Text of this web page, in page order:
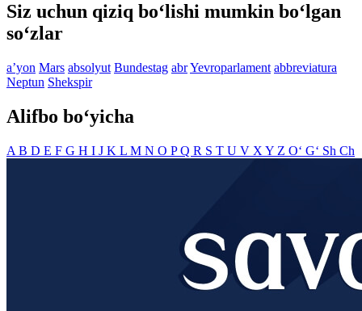
Siz uchun qiziq bo‘lishi mumkin bo‘lgan
so‘zlar
aʼyon Mars absolyut Bundestag abrYevroparlament abbreviatura
Neptun Shekspir
Alifbo bo‘yicha
A B D E F G H I J K L M N O PQ R S T U V X Y Z O‘ G‘ Sh Ch